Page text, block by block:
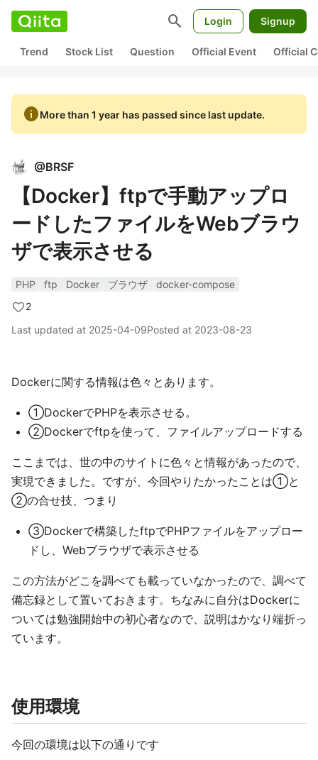
search Login Signup
Trend Stock List Question Official Event Official
infoMore than 1 year has passed since last update.
@BRSF
【Docker】ftpで手動アップロ
ードしたファイルをWebブラウ
ザで表示させる
PHP ftp Docker ブラウザ
docker-compose
2
Last updated at 2025-04-09Posted at 2023-08-23
Dockerに関する情報は色々とあります。
①DockerでPHPを表示させる。
②Dockerでftpを使って、ファイルアップロードする
ここまでは、世の中のサイトに色々と情報があったので、
実現できました。ですが、今回やりたかったことは①と
②の合せ技、つまり
③Dockerで構築したftpでPHPファイルをアップロー
ドし、Webブラウザで表示させる
この方法がどこを調べても載っていなかったので、調べて
備忘録として置いておきます。ちなみに自分はDockerに
ついては勉強開始中の初心者なので、説明はかなり端折っ
ています。
使用環境
今回の環境は以下の通りです